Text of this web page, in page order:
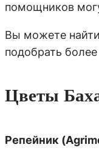
помощников
Вы можете
подобрать
Цветы
Репейник